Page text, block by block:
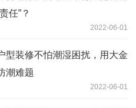
任”？
2022-06-01
型装修不怕潮湿困扰，用大金
潮难题
2022-06-01